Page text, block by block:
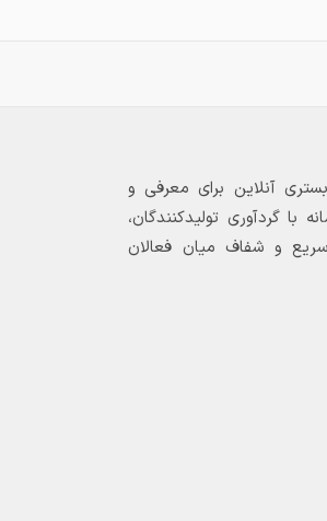
از بهار ۱۳۹۷ با هدف ارائه بستری آنلاین برای معرفی و
با گردآوری تولیدکنندگان،
سریع و شفاف میان فعالان